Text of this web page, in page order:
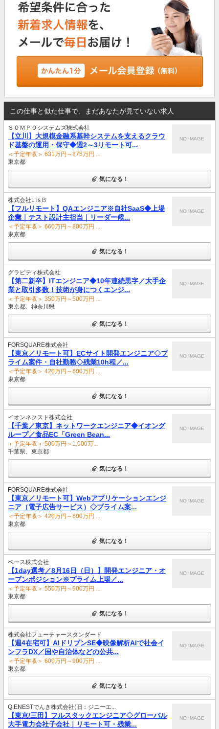
この仕事と似た仕事で、まだあなたが見ていない求人
ＳＯＭＰＯシステムズ株式会社
【立川】大規模金融系基幹システムを支えるクラウ
ド基盤の運用・保守◆週2～3リモート可...
＜予定年収＞ 631万円～876万円 ...
東京都
NO IMAGE
気になる！
株式会社L is B
【フルリモート】QAエンジニア※自社SaaS◆上場
企業｜テスト設計主担当｜リーダー候...
＜予定年収＞ 660万円～800万円 ...
東京都
NO IMAGE
気になる！
グラビティ株式会社
【第二新卒】ITエンジニア◆10年連続黒字／大手企
業と取引多数！技術が身につくエンジ...
＜予定年収＞ 350万円～500万円 ...
東京都、神奈川県
NO IMAGE
気になる！
FORSQUARE株式会社
【東京／リモート可】ECサイト開発エンジニア◇プ
ライム案件・自社勤務◇残業10h程／...
＜予定年収＞ 420万円～600万円 ...
東京都
NO IMAGE
気になる！
イオンネクスト株式会社
【千葉／東京】ネットワークエンジニア◆イオング
ループ／食品EC「Green Bean...
＜予定年収＞ 500万円～1,000万...
千葉県、東京都
NO IMAGE
気になる！
FORSQUARE株式会社
【東京／リモート可】Webアプリケーションエンジ
ニア（電子広告サービス）◇プライム案...
＜予定年収＞ 420万円～600万円 ...
東京都
NO IMAGE
気になる！
ベース株式会社
【1day選考／8月16日（日）】開発エンジニア・オ
ープンポジション※プライム上場／...
＜予定年収＞ 550万円～900万円 ...
東京都
NO IMAGE
気になる！
株式会社フューチャースタンダード
【週4在宅可】AIドリブンSE◆映像解析AIで社会イ
ンフラDX／国や自治体などの公共...
＜予定年収＞ 600万円～900万円 ...
東京都
NO IMAGE
気になる！
Q.ENESTでんき株式会社(旧：ジニーエ...
【東京/三田】フルスタックエンジニア◇グローバル
大手電力会社子会社｜リモート可・残業...
NO IMAGE